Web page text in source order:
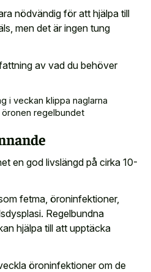
nödvändig för att hjälpa till
men det är ingen tung
av vad du behöver
i veckan klippa naglarna
regelbundet
en god livslängd på cirka 10-
fetma, öroninfektioner,
Regelbundna
hjälpa till att upptäcka
öroninfektioner om de